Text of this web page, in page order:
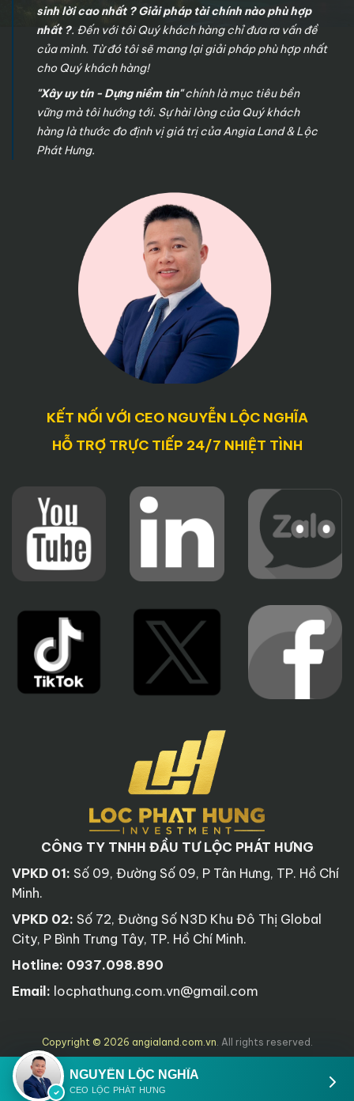
sinh lời cao nhất ? Giải pháp tài chính nào phù hợp
nhất ?. Đến với tôi Quý khách hàng chỉ đưa ra vấn đề
của mình. Từ đó tôi sẽ mang lại giải pháp phù hợp nhất
cho Quý khách hàng!
"Xây uy tín - Dựng niềm tin"chính là mục tiêu bền
vững mà tôi hướng tới. Sự hài lòng của Quý khách
hàng là thước đo định vị giá trị của Angia Land & Lộc
Phát Hưng.
KẾT NỐI VỚI CEO NGUYỄN LỘC NGHĨA
HỖ TRỢ TRỰC TIẾP 24/7 NHIỆT TÌNH
CÔNG TY TNHH ĐẦU TƯ LỘC PHÁT HƯNG
VPKD 01: Số 09, Đường Số 09, P Tân Hưng, TP. Hồ Chí
Minh.
VPKD 02: Số 72, Đường Số N3D Khu Đô Thị Global
City, P Bình Trưng Tây, TP. Hồ Chí Minh.
Hotline: 0937.098.890
Email: locphathung.com.vn@gmail.com
Copyright © 2026 angialand.com.vn. All rights reserved.
NGUYỄN LỘC NGHĨA
CEO LỘC PHÁT HƯNG